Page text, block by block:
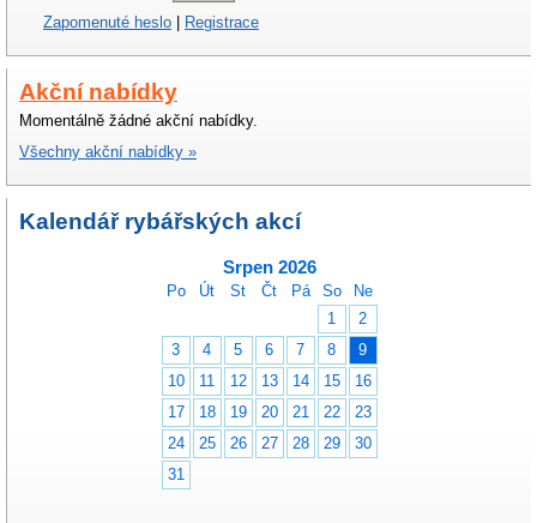
Zapomenuté heslo Registrace
Akční nabídky
Momentálně žádné akční nabídky.
Všechny akční nabídky »
Kalendář rybářských akcí
Srpen 2026
Po Út St Čt Pá So
Ne
1
2
3
4 5 6 7 8
9
10
11 12 13 14 15
16
17
18 19 20 21 22
23
24
25 26 27 28 29
30
31